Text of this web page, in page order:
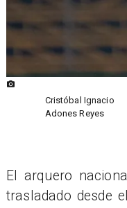
Cristóbal Ignacio
Adones Reyes
El arquero
trasladado desde